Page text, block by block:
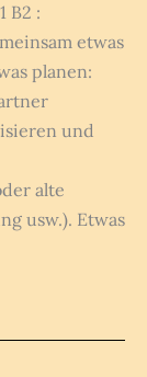
B2 :
etwas
planen:
und
alte
usw.). Etwas